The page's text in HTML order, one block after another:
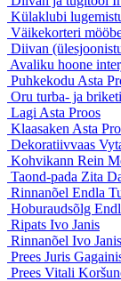
Külaklubi
Väikekorteri
Diivan
Avaliku hoone
Puhkekodu Asta
Oru turba- ja
Lagi Asta Proos
Klaasaken Asta
Dekoratiivvaas
Kohvikann Rein
Taond-pada Zita
Rinnanõel Endla
Hoburaudsõlg
Ripats Ivo Janis
Rinnanõel Ivo Janis
Prees Juris
Prees Vitali